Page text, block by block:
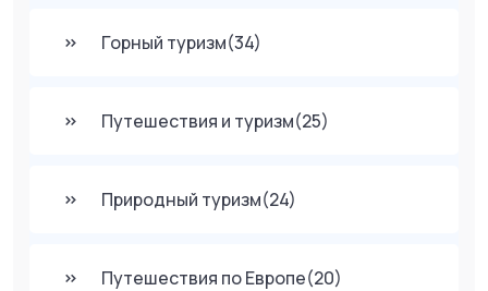
Горный туризм(34)
Путешествия и туризм(25)
Природный туризм(24)
Путешествия по Европе(20)